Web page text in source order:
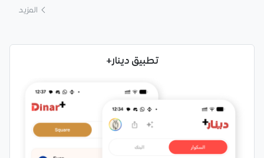
المزيد
تطبيق دينار+